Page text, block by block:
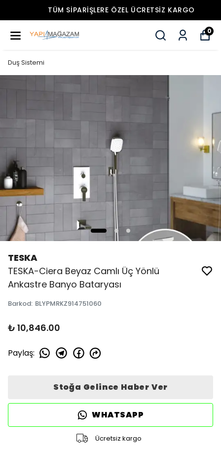
TÜM SIPARIŞLERE ÖZEL ÜCRETSIZ KARGO
0
Duş Sistemi
TESKA
TESKA-Ciera Beyaz Camlı Üç Yönlü
Ankastre Banyo Bataryası
Barkod: BLYPMRKZ914751060
₺ 10,846.00
Paylaş:
Stoğa Gelince Haber Ver
WHATSAPP
Ücretsiz kargo